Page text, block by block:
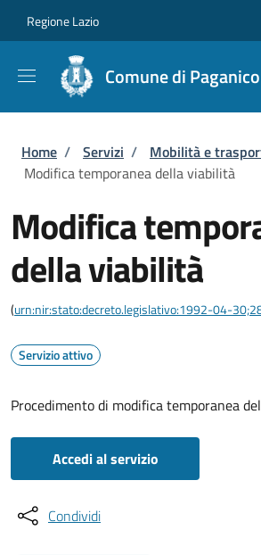
Regione Lazio
Comune di
Briciole di pane
Home / Servizi / Mobilità e
Modifica temporanea della viabilità
Modifica
della viabilità
(urn:nir:stato:decreto.legislativo:1992-04-
Servizio attivo
Procedimento di modifica temporanea
Accedi al servizio
Condividi